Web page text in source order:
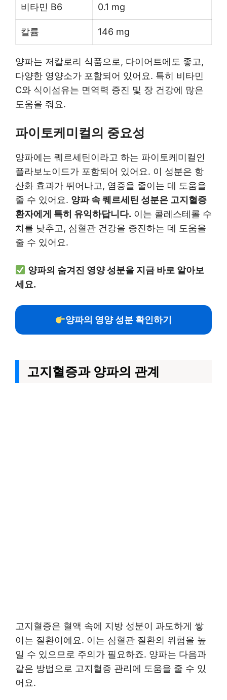
비타민 B6 0.1 mg
칼륨 146 mg
양파는 저칼로리 식품으로, 다이어트에도 좋고,
다양한 영양소가 포함되어 있어요. 특히 비타민
C와 식이섬유는 면역력 증진 및 장 건강에 많은
도움을 줘요.
파이토케미컬의 중요성
양파에는 퀘르세틴이라고 하는 파이토케미컬인
플라보노이드가 포함되어 있어요. 이 성분은 항
산화 효과가 뛰어나고, 염증을 줄이는 데 도움을
줄 수 있어요. 양파 속 퀘르세틴 성분은 고지혈증
환자에게 특히 유익하답니다. 이는 콜레스테롤 수
치를 낮추고, 심혈관 건강을 증진하는 데 도움을
줄 수 있어요.
양파의 숨겨진 영양 성분을 지금 바로 알아보
세요.
양파의 영양 성분 확인하기
고지혈증과 양파의 관계
고지혈증은 혈액 속에 지방 성분이 과도하게 쌓
이는 질환이에요. 이는 심혈관 질환의 위험을 높
일 수 있으므로 주의가 필요하죠. 양파는 다음과
같은 방법으로 고지혈증 관리에 도움을 줄 수 있
어요.